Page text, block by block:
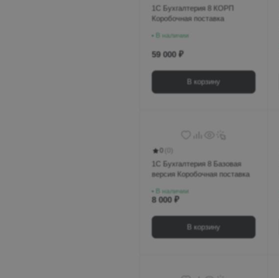
1С Бухгалтерия 8 КОРП
Коробочная поставка
В наличии
59 000 ₽
В корзину
0
1С Бухгалтерия 8 Базовая
версия Коробочная поставка
В наличии
8 000 ₽
В корзину